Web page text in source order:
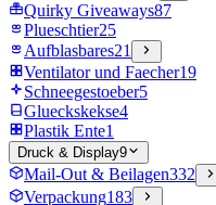
Quirky Giveaways87
Plueschtier25
Aufblasbares21
Ventilator und Faecher19
Schneegestoeber5
Glueckskekse4
Plastik Ente1
Druck & Display9
Mail-Out & Beilagen332
Verpackung183